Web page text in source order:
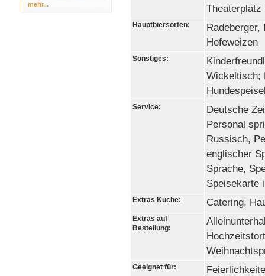
mehr...
Theaterplatz
Hauptbiersorten:
Hefeweizen
Sonstiges:
Wickeltisch;
Service:
Deutsche
Personal
Russisch,
englischer
Sprache,
Speisekarte
Extras Küche: Catering,
Extras auf
Bestellung:
Geeignet für: